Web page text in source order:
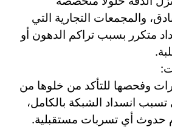
والمجمعات التجارية التي
متكرر بسبب تراكم الدهون أو
وفحصها للتأكد من خلوها من
انسداد الشبكة بالكامل،
أي تسربات مستقبلية.